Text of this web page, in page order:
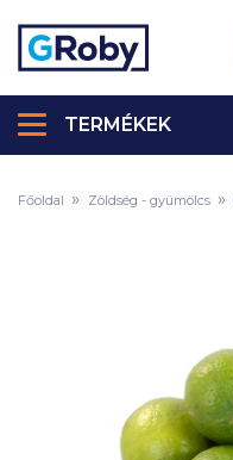
TERMÉKEK
Főoldal Zöldség - gyümölcs